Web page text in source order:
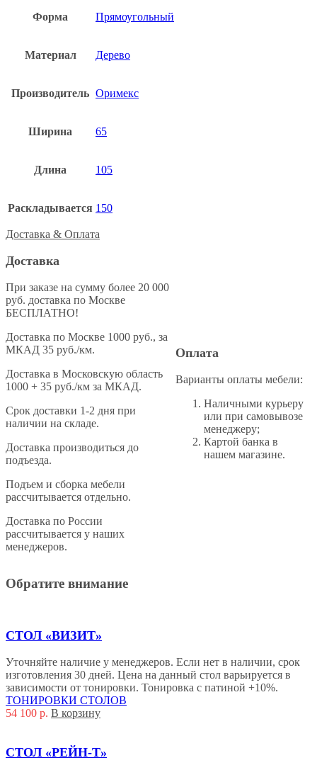
Форма Прямоугольный
Материал Дерево
Производитель Оримекс
Ширина 65
Длина 105
Раскладывается 150
Доставка & Оплата
Доставка
При заказе на сумму более 20 000
руб. доставка по Москве
БЕСПЛАТНО!
Доставка по Москве 1000 руб., за
МКАД 35 руб./км.
Доставка в Московскую область
1000 + 35 руб./км за МКАД.
Cрок доставки 1-2 дня при
наличии на складе.
Доставка производиться до
подъезда.
Подъем и сборка мебели
рассчитывается отдельно.
Доставка по России
рассчитывается у наших
менеджеров.
Оплата
Варианты оплаты мебели:
Наличными курьеру
или при самовывозе
менеджеру;
Картой банка в
нашем магазине.
Обратите внимание
СТОЛ «ВИЗИТ»
Уточняйте наличие у менеджеров. Если нет в наличии, срок
изготовления 30 дней. Цена на данный стол варьируется в
зависимости от тонировки. Тонировка с патиной +10%.
ТОНИРОВКИ СТОЛОВ
54 100 р. В корзину
СТОЛ «РЕЙН-Т»